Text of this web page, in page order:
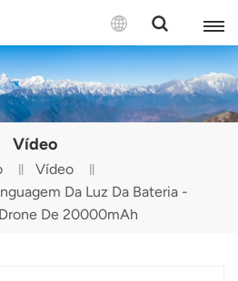
Vídeo
Vídeo
Da Luz Da Bateria -
De 20000mAh